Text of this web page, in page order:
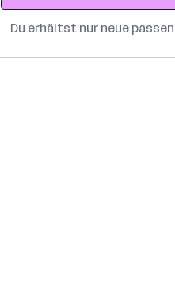
Du erhältst nur neue